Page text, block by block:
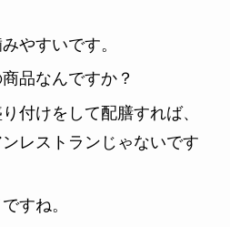
やすいです。
品なんですか？
付けをして配膳すれば、
レストランじゃないです
すね。